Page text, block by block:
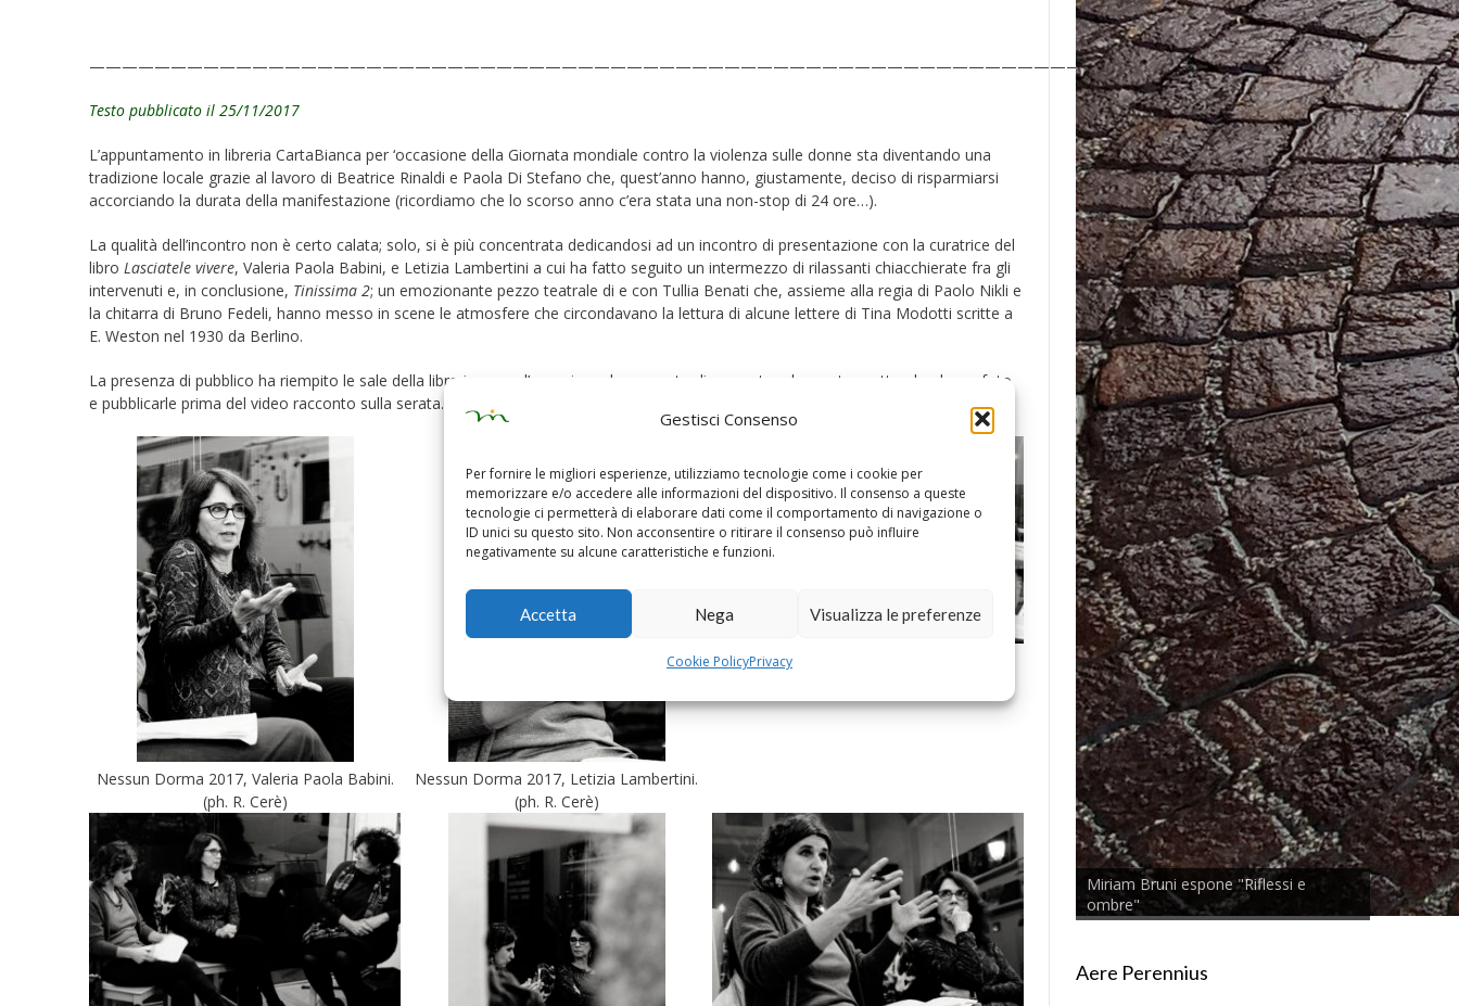
Gestisci Consenso
Per fornire le migliori esperienze, utilizziamo tecnologie come i cookie per
memorizzare e/o accedere alle informazioni del dispositivo. Il consenso a queste
tecnologie ci permetterà di elaborare dati come il comportamento di navigazione o
ID unici su questo sito. Non acconsentire o ritirare il consenso può influire
negativamente su alcune caratteristiche e funzioni.
Accetta Nega Visualizza le preferenze
Cookie PolicyPrivacy
Testo pubblicato il 25/11/2017
L’appuntamento in libreria CartaBianca per ‘occasione della Giornata mondiale contro la violenza sulle donne sta diventando una
tradizione locale grazie al lavoro di Beatrice Rinaldi e Paola Di Stefano che, quest’anno hanno, giustamente, deciso di risparmiarsi
accorciando la durata della manifestazione (ricordiamo che lo scorso anno c’era stata una non-stop di 24 ore…).
La qualità dell’incontro non è certo calata; solo, si è più concentrata dedicandosi ad un incontro di presentazione con la curatrice del
libro Lasciatele vivere, Valeria Paola Babini, e Letizia Lambertini a cui ha fatto seguito un intermezzo di rilassanti chiacchierate fra gli
intervenuti e, in conclusione, Tinissima 2; un emozionante pezzo teatrale di e con Tullia Benati che, assieme alla regia di Paolo Nikli e
la chitarra di Bruno Fedeli, hanno messo in scene le atmosfere che circondavano la lettura di alcune lettere di Tina Modotti scritte a
E. Weston nel 1930 da Berlino.
La presenza di pubblico ha riempito le sale della libreria e, per l’occasione, ho pensato di raccontare la serata scattando alcune foto
e pubblicarle prima del video racconto sulla serata.
Nessun Dorma 2017, Valeria Paola Babini.
(ph. R. Cerè)
Nessun Dorma 2017, Letizia Lambertini.
(ph. R. Cerè)
Nessun Dorma 2017, il pubblico. (ph. R.
Miriam Bruni espone "Riflessi e
ombre"
Aere Perennius